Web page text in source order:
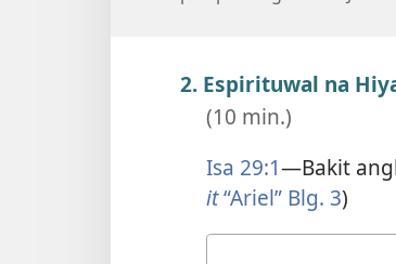
2. Espirituwal na
(10 min.)
Isa 29:1—Bakit
it“Ariel” Blg. 3)